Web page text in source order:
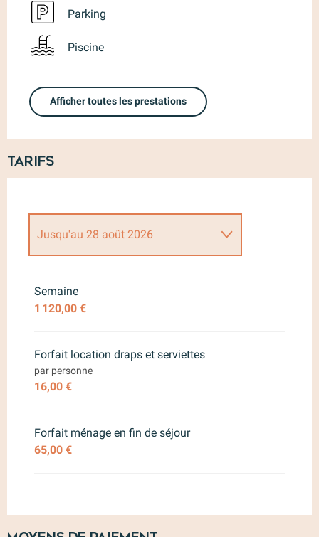
Parking
Piscine
Afficher toutes les prestations
Tarifs
26 avril 2026
Du30 mai 2026au27 juin 2026
Jusqu'au 28 août 2026
Du
Du27 septembre 2026au24
Semaine
1 120,00 €
Forfait location draps et serviettes
par personne
16,00 €
Forfait ménage en fin de séjour
65,00 €